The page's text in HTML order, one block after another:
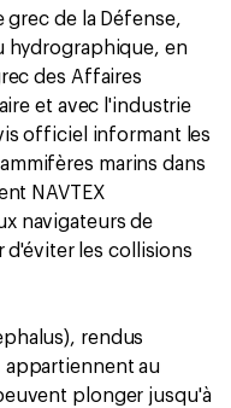
grec de la Défense,
hydrographique, en
des Affaires
et avec l'industrie
officiel informant les
marins dans
NAVTEX
navigateurs de
d'éviter les collisions
rendus
appartiennent au
plonger jusqu'à